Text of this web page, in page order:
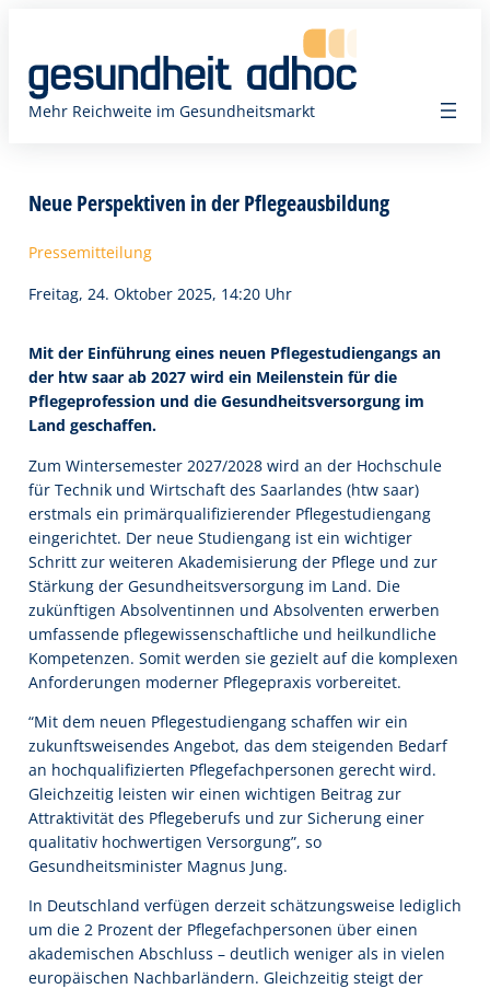
springen
Mehr Reichweite im Gesundheitsmarkt
Neue Perspektiven in der Pflegeausbildung
Pressemitteilung
Freitag, 24. Oktober 2025, 14:20 Uhr
Mit der Einführung eines neuen Pflegestudiengangs an
der htw saar ab 2027 wird ein Meilenstein für die
Pflegeprofession und die Gesundheitsversorgung im
Land geschaffen.
Zum Wintersemester 2027/2028 wird an der Hochschule
für Technik und Wirtschaft des Saarlandes (htw saar)
erstmals ein primärqualifizierender Pflegestudiengang
eingerichtet. Der neue Studiengang ist ein wichtiger
Schritt zur weiteren Akademisierung der Pflege und zur
Stärkung der Gesundheitsversorgung im Land. Die
zukünftigen Absolventinnen und Absolventen erwerben
umfassende pflegewissenschaftliche und heilkundliche
Kompetenzen. Somit werden sie gezielt auf die komplexen
Anforderungen moderner Pflegepraxis vorbereitet.
“Mit dem neuen Pflegestudiengang schaffen wir ein
zukunftsweisendes Angebot, das dem steigenden Bedarf
an hochqualifizierten Pflegefachpersonen gerecht wird.
Gleichzeitig leisten wir einen wichtigen Beitrag zur
Attraktivität des Pflegeberufs und zur Sicherung einer
qualitativ hochwertigen Versorgung”, so
Gesundheitsminister Magnus Jung.
In Deutschland verfügen derzeit schätzungsweise lediglich
um die 2 Prozent der Pflegefachpersonen über einen
akademischen Abschluss – deutlich weniger als in vielen
europäischen Nachbarländern. Gleichzeitig steigt der